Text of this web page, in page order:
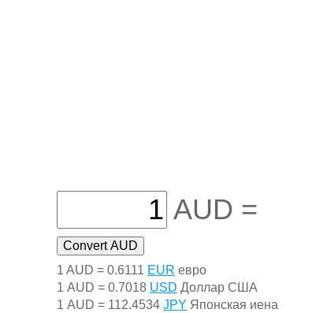
AUD =
1 AUD = 0.6111 EUR евро
1 AUD = 0.7018 USD Доллар США
1 AUD = 112.4534 JPY Японская иена